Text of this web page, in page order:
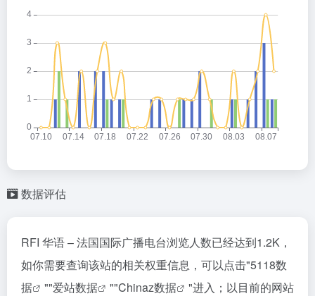
数据评估
RFI 华语 – 法国国际广播电台浏览人数已经达到1.2K，
如你需要查询该站的相关权重信息，可以点击"5118数
据
""爱站数据 ""Chinaz数据
"进入；以目前的网站